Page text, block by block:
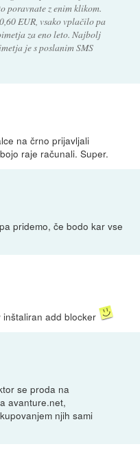
z enim klikom.
EUR, vsako vplačilo pa
za eno leto. Najbolj
je s poslanim SMS
na črno prijavljali
raje računali. Super.
pridemo, če bodo kar vse
add blocker
se proda na
avanture.net,
njih sami